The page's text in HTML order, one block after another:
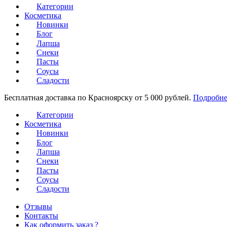
Категории
Косметика
Новинки
Блог
Лапша
Снеки
Пасты
Соусы
Сладости
Бесплатная доставка по Красноярску от 5 000 рублей.
Категории
Косметика
Новинки
Блог
Лапша
Снеки
Пасты
Соусы
Сладости
Отзывы
Контакты
Как оформить заказ ?